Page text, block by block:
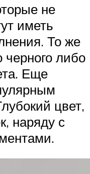
не
иметь
То же
черного либо
Еще
цвет,
наряду с